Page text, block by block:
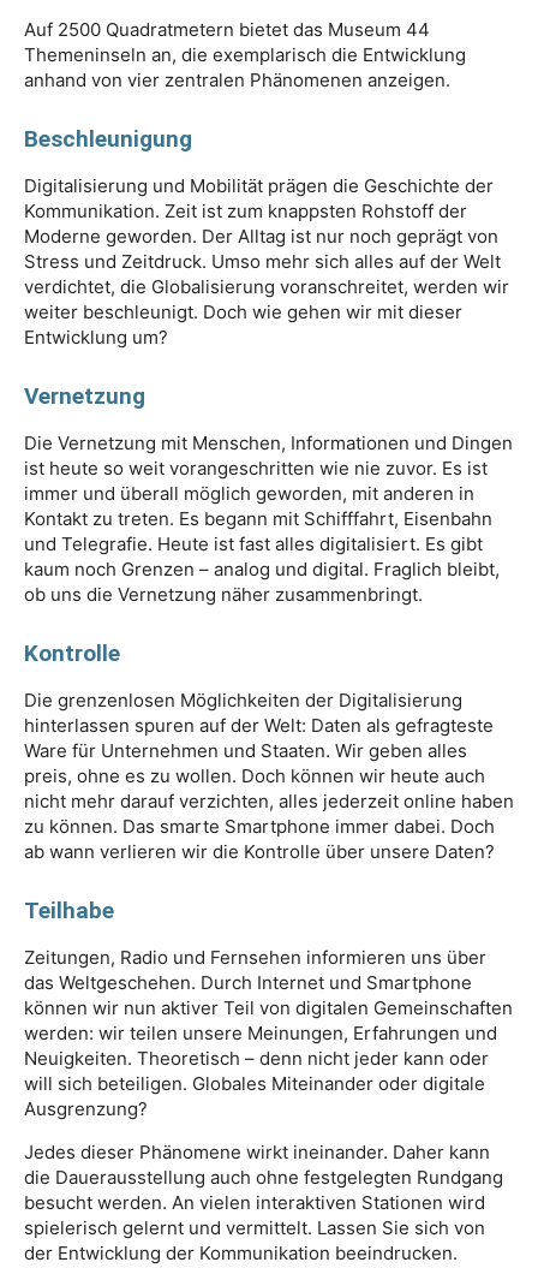
Auf 2500 Quadratmetern bietet das Museum 44
Themeninseln an, die exemplarisch die Entwicklung
anhand von vier zentralen Phänomenen anzeigen.
Beschleunigung
Digitalisierung und Mobilität prägen die Geschichte der
Kommunikation. Zeit ist zum knappsten Rohstoff der
Moderne geworden. Der Alltag ist nur noch geprägt von
Stress und Zeitdruck. Umso mehr sich alles auf der Welt
verdichtet, die Globalisierung voranschreitet, werden wir
weiter beschleunigt. Doch wie gehen wir mit dieser
Entwicklung um?
Vernetzung
Die Vernetzung mit Menschen, Informationen und Dingen
ist heute so weit vorangeschritten wie nie zuvor. Es ist
immer und überall möglich geworden, mit anderen in
Kontakt zu treten. Es begann mit Schifffahrt, Eisenbahn
und Telegrafie. Heute ist fast alles digitalisiert. Es gibt
kaum noch Grenzen – analog und digital. Fraglich bleibt,
ob uns die Vernetzung näher zusammenbringt.
Kontrolle
Die grenzenlosen Möglichkeiten der Digitalisierung
hinterlassen spuren auf der Welt: Daten als gefragteste
Ware für Unternehmen und Staaten. Wir geben alles
preis, ohne es zu wollen. Doch können wir heute auch
nicht mehr darauf verzichten, alles jederzeit online haben
zu können. Das smarte Smartphone immer dabei. Doch
ab wann verlieren wir die Kontrolle über unsere Daten?
Teilhabe
Zeitungen, Radio und Fernsehen informieren uns über
das Weltgeschehen. Durch Internet und Smartphone
können wir nun aktiver Teil von digitalen Gemeinschaften
werden: wir teilen unsere Meinungen, Erfahrungen und
Neuigkeiten. Theoretisch – denn nicht jeder kann oder
will sich beteiligen. Globales Miteinander oder digitale
Ausgrenzung?
Jedes dieser Phänomene wirkt ineinander. Daher kann
die Dauerausstellung auch ohne festgelegten Rundgang
besucht werden. An vielen interaktiven Stationen wird
spielerisch gelernt und vermittelt. Lassen Sie sich von
der Entwicklung der Kommunikation beeindrucken.